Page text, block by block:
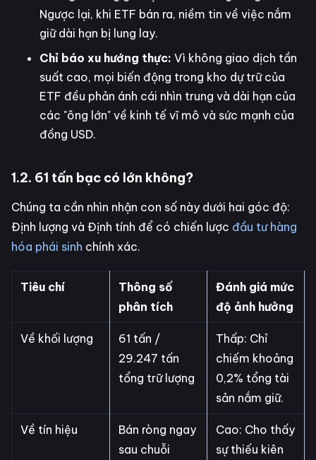
Ngược lại, khi ETF bán ra, niềm tin về việc nắm
giữ dài hạn bị lung lay.
Chỉ báo xu hướng thực: Vì không giao dịch tần
suất cao, mọi biến động trong kho dự trữ của
ETF đều phản ánh cái nhìn trung và dài hạn của
các "ông lớn" về kinh tế vĩ mô và sức mạnh của
đồng USD.
1.2. 61 tấn bạc có lớn không?
Chúng ta cần nhìn nhận con số này dưới hai góc độ:
Định lượng và Định tính để có chiến lược đầu tư hàng
hóa phái sinh chính xác.
Tiêu chí
Thông số
phân tích
Đánh giá mức
độ ảnh hưởng
Về khối lượng
61 tấn /
29.247 tấn
tổng trữ lượng
Thấp: Chỉ
chiếm khoảng
0,2% tổng tài
sản nắm giữ.
Về tín hiệu
Bán ròng ngay
sau chuỗi
Cao: Cho thấy
sự thiếu kiên